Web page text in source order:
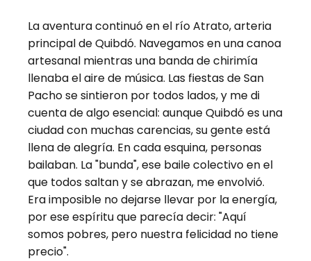
La aventura continuó en el río Atrato, arteria
principal de Quibdó. Navegamos en una canoa
artesanal mientras una banda de chirimía
llenaba el aire de música. Las fiestas de San
Pacho se sintieron por todos lados, y me di
cuenta de algo esencial: aunque Quibdó es una
ciudad con muchas carencias, su gente está
llena de alegría. En cada esquina, personas
bailaban. La "bunda", ese baile colectivo en el
que todos saltan y se abrazan, me envolvió.
Era imposible no dejarse llevar por la energía,
por ese espíritu que parecía decir: "Aquí
somos pobres, pero nuestra felicidad no tiene
precio".